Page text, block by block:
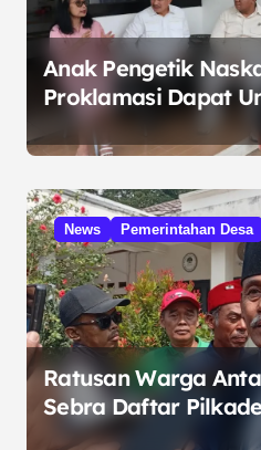
Anak Pengetik
Proklamasi Dapat
HUT RI dari Presiden
Prabowo
News Pemerintahan Desa
Ratusan Warga
Sebra Daftar
Jaya, Serukan